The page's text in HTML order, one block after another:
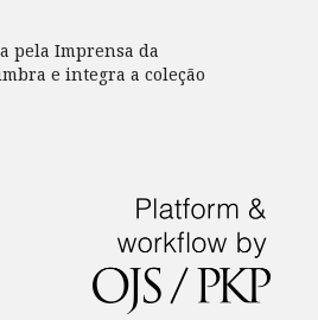
pela Imprensa da
e integra a coleção